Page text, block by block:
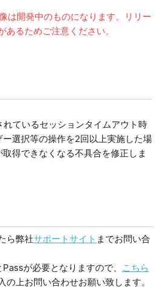
は開発中のものになります。リリー
あるためご注意ください。
ているセッションタイムアウト時
選択等の操作を2回以上実施した場
得できなくなる不具合を修正しま
ら弊社サポートサイト までお問い合
が必要となりますので、
こちら
の上お問い合わせお願い致します。